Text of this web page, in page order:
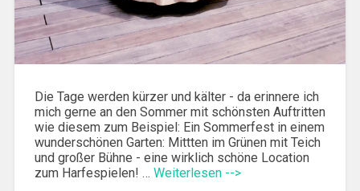
Die Tage werden kürzer und kälter - da erinnere ich
mich gerne an den Sommer mit schönsten Auftritten
wie diesem zum Beispiel: Ein Sommerfest in einem
wunderschönen Garten: Mittten im Grünen mit Teich
und großer Bühne - eine wirklich schöne Location
zum Harfespielen! … Weiterlesen -->